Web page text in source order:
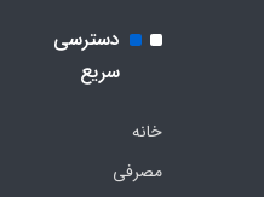
دسترسی
سریع
خانه
مصرفی